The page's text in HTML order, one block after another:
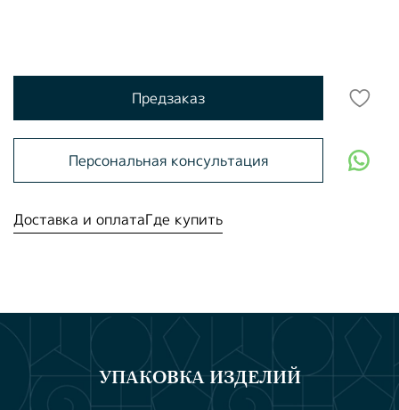
Предзаказ
Персональная консультация
Доставка и оплатаГде купить
УПАКОВКА ИЗДЕЛИЙ